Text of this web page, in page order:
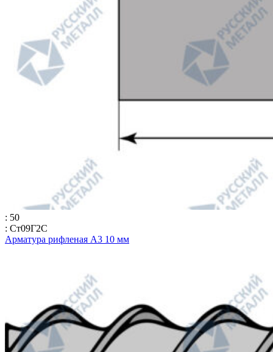
: 50
: Ст09Г2С
Арматура рифленая А3 10 мм